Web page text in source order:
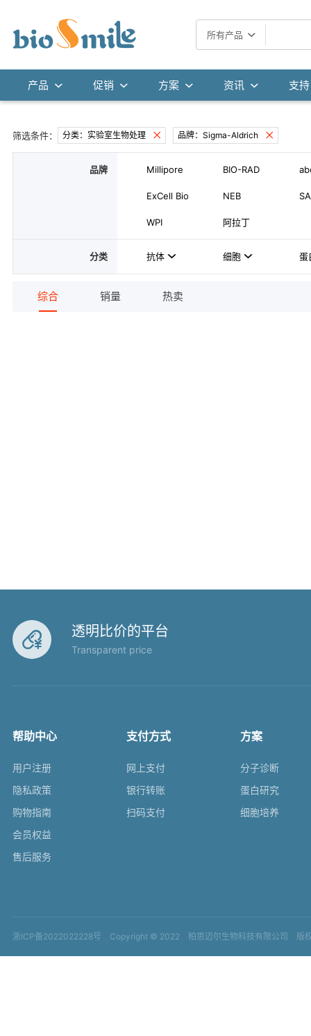
所有产品
产品 促销 方案 资讯 支持
筛选条件： 分类：实验室生物处理 品牌：Sigma-Aldrich
品牌 Millipore BIO-RAD
ExCell Bio NEB
WPI 阿拉丁
分类 抗体 细胞 蛋
综合 销量 热卖
 透明比价的平台
Transparent price
帮助中心
用户注册
隐私政策
购物指南
会员权益
售后服务
支付方式
网上支付
银行转账
扫码支付
方案
分子诊断
蛋白研究
细胞培养
浙ICP备2022022228号 Copyright © 2022 柏思迈尔生物科技有限公司 版